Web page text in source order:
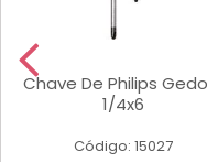
Chave De Philips
1/4x6
Código: 15027